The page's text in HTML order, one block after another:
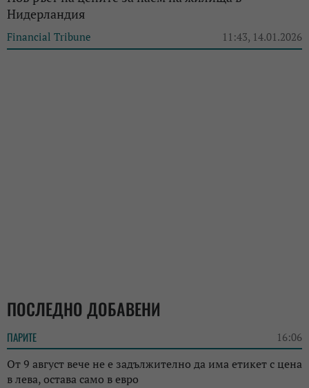
Нидерландия
Financial Tribune 11:43, 14.01.2026
ПОСЛЕДНО ДОБАВЕНИ
ПАРИТЕ 16:06
От 9 август вече не е задължително да има етикет с цена
в лева, остава само в евро